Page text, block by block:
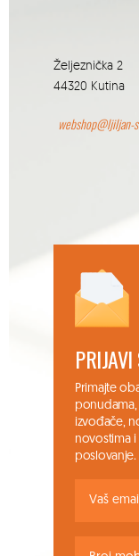
Željeznička 2
44320 Kutina
webshop@ljiljan-
Primajte
izvođače,
novostima i
poslovanje.